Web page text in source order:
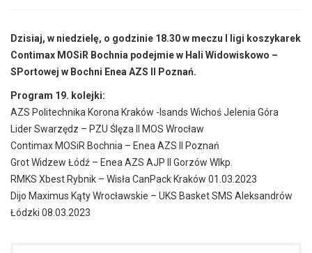
Dzisiaj, w niedzielę, o godzinie 18.30 w meczu I ligi koszykarek
Contimax MOSiR Bochnia podejmie w Hali Widowiskowo –
SPortowej w Bochni Enea AZS II Poznań.
Program 19. kolejki:
AZS Politechnika Korona Kraków -Isands Wichoś Jelenia Góra
Lider Swarzędz – PZU Ślęza II MOS Wrocław
Contimax MOSiR Bochnia – Enea AZS II Poznań
Grot Widzew Łódź – Enea AZS AJP II Gorzów Wlkp.
RMKS Xbest Rybnik – Wisła CanPack Kraków 01.03.2023
Dijo Maximus Kąty Wrocławskie – UKS Basket SMS Aleksandrów
Łódzki 08.03.2023